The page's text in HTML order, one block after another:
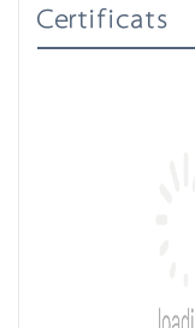
Certificats